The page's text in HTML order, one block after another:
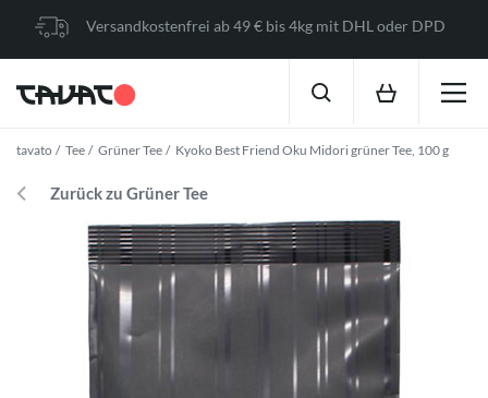
Versandkostenfrei ab 49 € bis 4kg mit DHL oder DPD
tavato Tee Grüner Tee Kyoko Best Friend Oku Midori grüner Tee, 100 g
Zurück zu Grüner Tee